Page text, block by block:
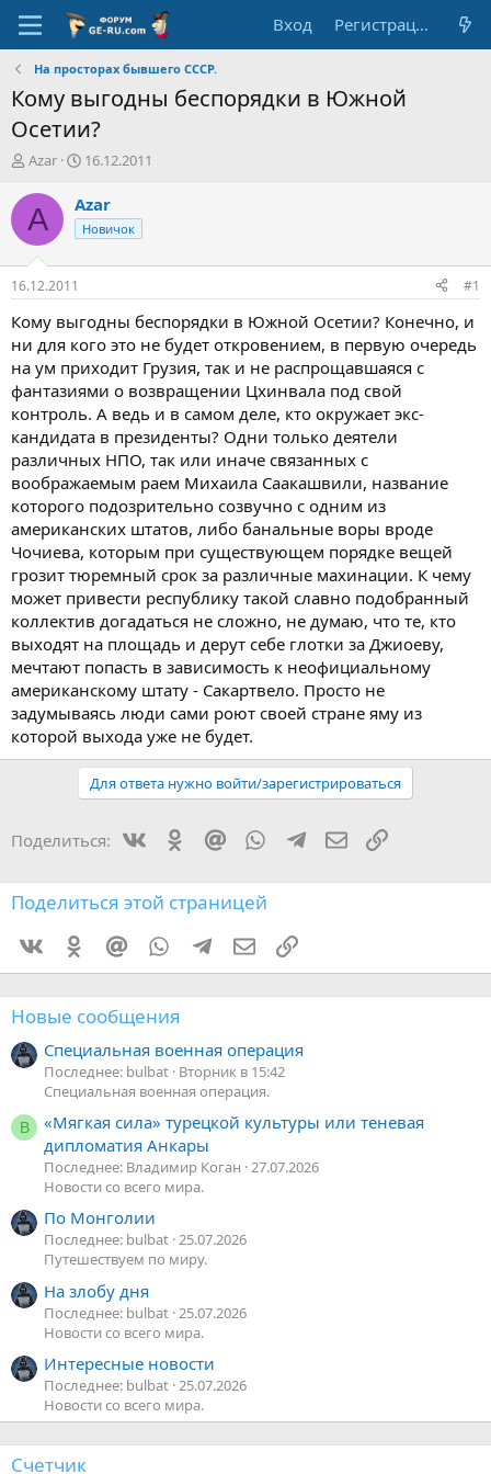
Вход Регистрация
На просторах бывшего СССР.
Кому выгодны беспорядки в Южной
Осетии?
А
т
о
т
е
м
ы
Azar
Д
т
а
н
а
л
16.12.2011
A Azar
Новичок
16.12.2011 #1
Кому выгодны беспорядки в Южной Осетии? Конечно, и
ни для кого это не будет откровением, в первую очередь
на ум приходит Грузия, так и не распрощавшаяся с
фантазиями о возвращении Цхинвала под свой
контроль. А ведь и в самом деле, кто окружает экс-
кандидата в президенты? Одни только деятели
различных НПО, так или иначе связанных с
воображаемым раем Михаила Саакашвили, название
которого подозрительно созвучно с одним из
американских штатов, либо банальные воры вроде
Чочиева, которым при существующем порядке вещей
грозит тюремный срок за различные махинации. К чему
может привести республику такой славно подобранный
коллектив догадаться не сложно, не думаю, что те, кто
выходят на площадь и дерут себе глотки за Джиоеву,
мечтают попасть в зависимость к неофициальному
американскому штату - Сакартвело. Просто не
задумываясь люди сами роют своей стране яму из
которой выхода уже не будет.
Для ответа нужно войти/зарегистрироваться
Поделиться: VkontakteOdnoklassniki
Mail.ruWhatsAppTelegram
Электронная
Ссылка
Поделиться этой страницей
VkontakteOdnoklassniki
Mail.ruWhatsAppTelegramЭлектронная почта
Ссылка
Новые сообщения
Специальная военная операция
Последнее: bulbat Вторник в 15:42
Специальная военная операция.
В
«Мягкая сила» турецкой культуры или теневая
дипломатия Анкары
Последнее: Владимир Коган 27.07.2026
Новости со всего мира.
По Монголии
Последнее: bulbat 25.07.2026
Путешествуем по миру.
На злобу дня
Последнее: bulbat 25.07.2026
Новости со всего мира.
Интересные новости
Последнее: bulbat 25.07.2026
Новости со всего мира.
Счетчик